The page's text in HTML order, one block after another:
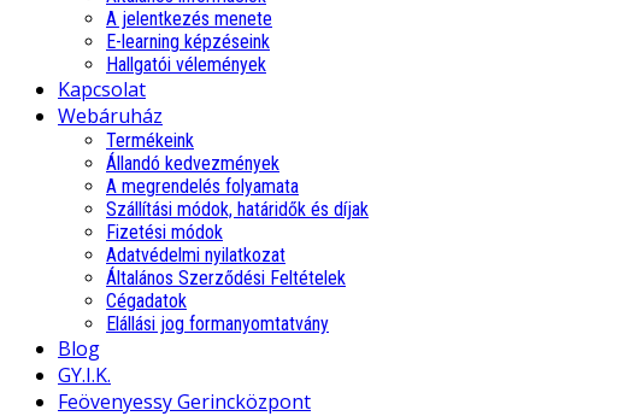
A jelentkezés menete
E-learning képzéseink
Hallgatói vélemények
Kapcsolat
Webáruház
Termékeink
Állandó kedvezmények
A megrendelés folyamata
Szállítási módok, határidők és díjak
Fizetési módok
Adatvédelmi nyilatkozat
Általános Szerződési Feltételek
Cégadatok
Elállási jog formanyomtatvány
Blog
GY.I.K.
Feövenyessy Gerincközpont